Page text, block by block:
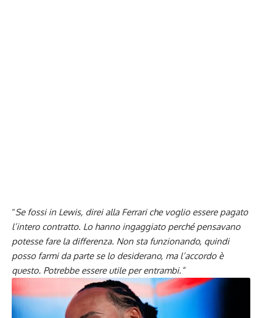
“Se fossi in Lewis, direi alla Ferrari che voglio essere pagato
l’intero contratto. Lo hanno ingaggiato perché pensavano
potesse fare la differenza. Non sta funzionando, quindi
posso farmi da parte se lo desiderano, ma l’accordo è
questo. Potrebbe essere utile per entrambi.”